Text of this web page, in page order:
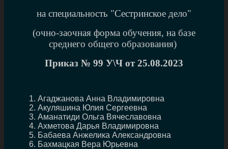
на специальность "Сестринское дело"
(очно-заочная форма обучения, на базе
среднего общего образования)
Приказ № 99 У\Ч от 25.08.2023
Агаджанова Анна Владимировна
Акуляшина Юлия Сергеевна
Аманатиди Ольга Вячеславовна
Ахметова Дарья Владимировна
Бабаева Анжелика Александровна
Бахмацкая Вера Юрьевна